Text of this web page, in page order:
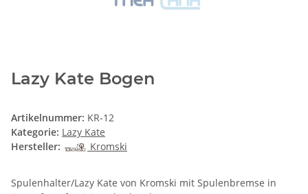
Lazy Kate Bogen
Artikelnummer: KR-12
Kategorie: Lazy Kate
Hersteller:
Kromski
Spulenhalter/Lazy Kate von Kromski mit Spulenbremse in